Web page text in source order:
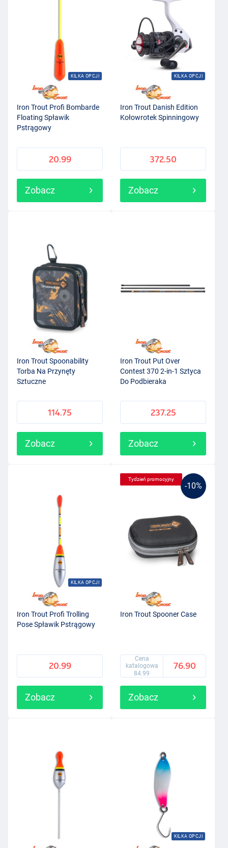
KILKA OPCJI
Iron Trout Profi Bombarde
Floating Spławik
Pstrągowy
20.99
Zobacz
KILKA OPCJI
Iron Trout Danish Edition
Kołowrotek Spinningowy
372.50
Zobacz
Iron Trout Spoonability
Torba Na Przynęty
Sztuczne
114.75
Zobacz
Iron Trout Put Over
Contest 370 2-in-1 Sztyca
Do Podbieraka
237.25
Zobacz
KILKA OPCJI
Iron Trout Profi Trolling
Pose Spławik Pstrągowy
20.99
Zobacz
-10%
Tydzień promocyjny
Iron Trout Spooner Case
Cena
katalogowa
84.99
76.90
Zobacz
KILKA OPCJI